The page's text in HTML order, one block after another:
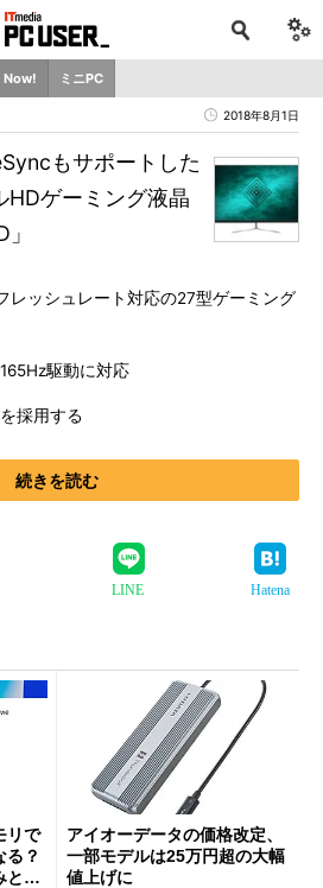
Now! ミニPC
2018年8月1日
もサポートした
HDゲーミング液晶
レッシュレート対応の27型ゲーミング
駆動に対応
採用する
続きを読む
LINE Hatena
リで
る？
と
アイオーデータの価格改定、
一部モデルは25万円超の大幅
値上げに